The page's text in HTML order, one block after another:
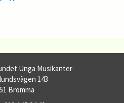
Unga Musikanter
143
Bromma